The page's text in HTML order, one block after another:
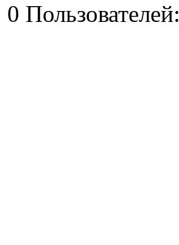
0 Пользователей: